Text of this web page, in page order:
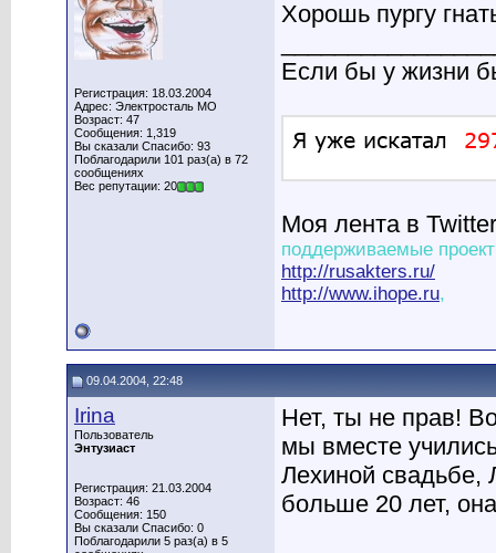
Регистрация: 18.03.2004
Адрес: Электросталь МО
Возраст: 47
Сообщения: 1,319
Вы сказали Спасибо: 93
Поблагодарили 101 раз(а) в 72
сообщениях
Вес репутации: 20
Хорошь пургу
Если бы у жизни
Моя лента в
поддерживаемые
http://rusakters.ru/
http://www.ihope.ru,
09.04.2004, 22:48
Irina
Пользователь
Энтузиаст
Регистрация: 21.03.2004
Возраст: 46
Сообщения: 150
Вы сказали Спасибо: 0
Поблагодарили 5 раз(а) в 5
Нет, ты не прав!
мы вместе
Лехиной свадьбе,
больше 20 лет,